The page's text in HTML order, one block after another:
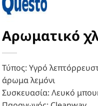
Αρωματικό
Τύπος: Υγρό
άρωμα λεμόνι
Συσκευασία: Λευκό